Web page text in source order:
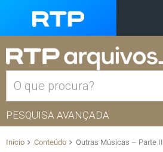
PESQUISA AVANÇADA
Início Conteúdo Outras Músicas – Parte II